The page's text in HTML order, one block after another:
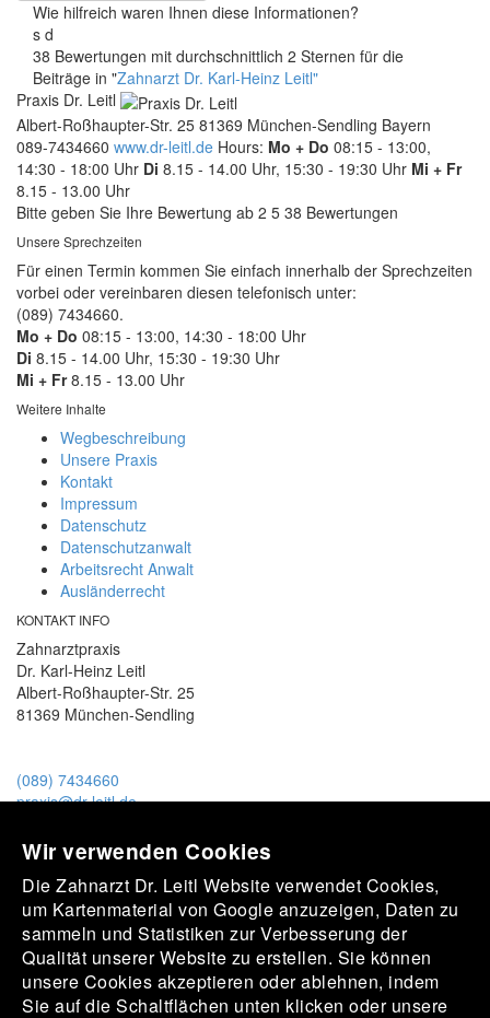
Wir verwenden Cookies
Die Zahnarzt Dr. Leitl Website verwendet Cookies,
um Kartenmaterial von Google anzuzeigen, Daten zu
sammeln und Statistiken zur Verbesserung der
Qualität unserer Website zu erstellen. Sie können
unsere Cookies akzeptieren oder ablehnen, indem
Sie auf die Schaltflächen unten klicken oder unsere
Wie hilfreich waren Ihnen diese Informationen?
s d
38 Bewertungen mit durchschnittlich 2 Sternen für die
Beiträge in "Zahnarzt Dr. Karl-Heinz Leitl"
Praxis Dr. Leitl
Albert-Roßhaupter-Str. 25 81369 München-Sendling Bayern
089-7434660 www.dr-leitl.de Hours: Mo + Do 08:15 - 13:00,
14:30 - 18:00 Uhr Di 8.15 - 14.00 Uhr, 15:30 - 19:30 Uhr Mi + Fr
8.15 - 13.00 Uhr
Bitte geben Sie Ihre Bewertung ab 2 5 38 Bewertungen
Unsere Sprechzeiten
Für einen Termin kommen Sie einfach innerhalb der Sprechzeiten
vorbei oder vereinbaren diesen telefonisch unter:
(089) 7434660.
Mo + Do 08:15 - 13:00, 14:30 - 18:00 Uhr
Di 8.15 - 14.00 Uhr, 15:30 - 19:30 Uhr
Mi + Fr8.15 - 13.00 Uhr
Weitere Inhalte
Wegbeschreibung
Unsere Praxis
Kontakt
Impressum
Datenschutz
Datenschutzanwalt
Arbeitsrecht Anwalt
Ausländerrecht
KONTAKT INFO
Zahnarztpraxis
Dr. Karl-Heinz Leitl
Albert-Roßhaupter-Str. 25
81369 München-Sendling
(089) 7434660
praxis@dr-leitl.de
Ein motiviertes Praxisteam erwartet Sie.